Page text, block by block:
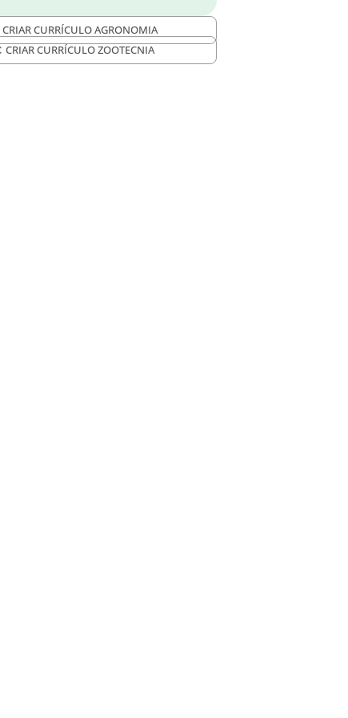
CRIAR CURRÍCULO AGRONOMIA
CRIAR CURRÍCULO ZOOTECNIA